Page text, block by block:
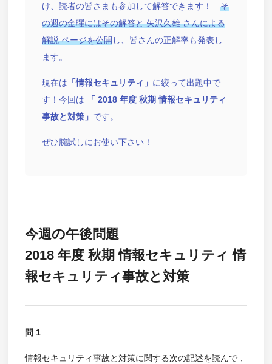
け、読者の皆さまも参加して解答できます！ そ
の週の金曜にはその解答と 矢沢久雄 さんによる
解説 ページを公開し、皆さんの正解率も発表し
ます。
現在は 「情報セキュリティ」 に絞って出題中で
す！今回は 「 2018 年度 秋期 情報セキュリティ
事故と対策」 です。
ぜひ腕試しにお使い下さい！
今週の午後問題
2018 年度 秋期 情報セキュリティ 情
報セキュリティ事故と対策
問 1
情報セキュリティ事故と対策に関する次の記述を読んで，